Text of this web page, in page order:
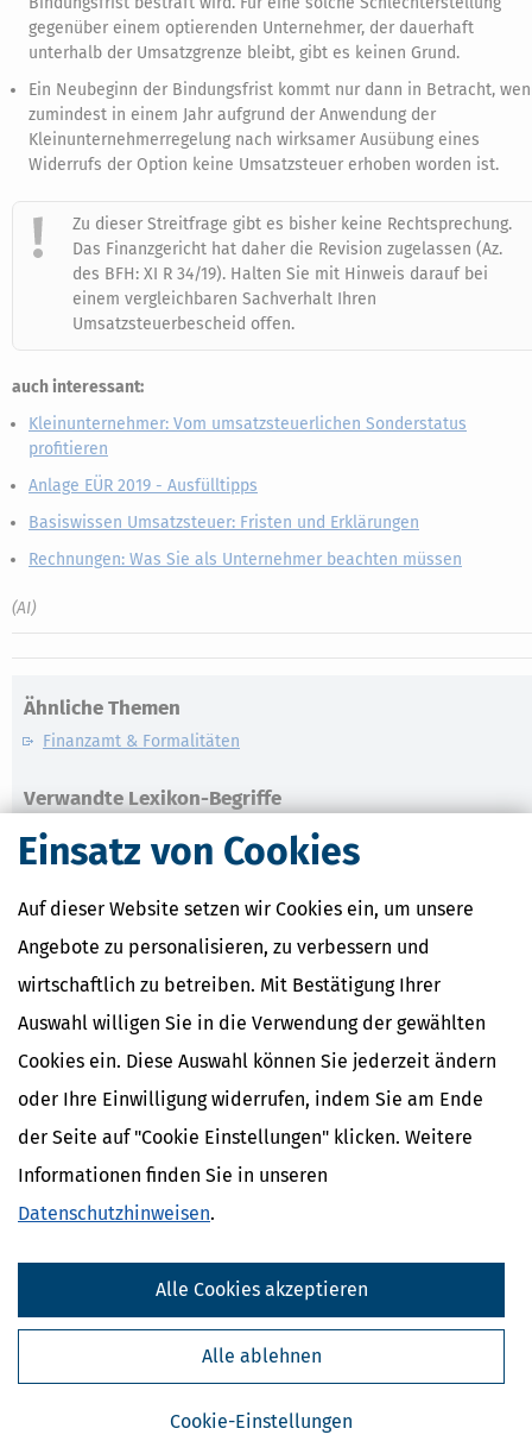
Einsatz von Cookies
Auf dieser Website setzen wir Cookies ein, um unsere
Angebote zu personalisieren, zu verbessern und
wirtschaftlich zu betreiben. Mit Bestätigung Ihrer
Auswahl willigen Sie in die Verwendung der gewählten
Cookies ein. Diese Auswahl können Sie jederzeit ändern
oder Ihre Einwilligung widerrufen, indem Sie am Ende
der Seite auf "Cookie Einstellungen" klicken. Weitere
Informationen finden Sie in unseren
Datenschutzhinweisen.
Cookie-Einstellungen
Alle ablehnen
Alle Cookies akzeptieren
gegenüber einem optierenden Unternehmer, der dauerhaft
unterhalb der Umsatzgrenze bleibt, gibt es keinen Grund.
Ein Neubeginn der Bindungsfrist kommt nur dann in Betracht,
zumindest in einem Jahr aufgrund der Anwendung der
Kleinunternehmerregelung nach wirksamer Ausübung eines
Widerrufs der Option keine Umsatzsteuer erhoben worden ist.
Zu dieser Streitfrage gibt es bisher keine Rechtsprechung.
Das Finanzgericht hat daher die Revision zugelassen (Az.
des BFH: XI R 34/19). Halten Sie mit Hinweis darauf bei
einem vergleichbaren Sachverhalt Ihren
Umsatzsteuerbescheid offen.
auch interessant:
Kleinunternehmer: Vom umsatzsteuerlichen Sonderstatus
profitieren
Anlage EÜR 2019 - Ausfülltipps
Basiswissen Umsatzsteuer: Fristen und Erklärungen
Rechnungen: Was Sie als Unternehmer beachten müssen
(AI)
Ähnliche Themen
Finanzamt & Formalitäten
Verwandte Lexikon-Begriffe
Bescheid
Finanzamt
Erbe
Weitere News zum Thema
21.01.2021, 06:25 Uhr]Im eigenen Interesse sollten
abgelaufenen Jahres feststellen. Aber auch jetzt ist es noch nicht